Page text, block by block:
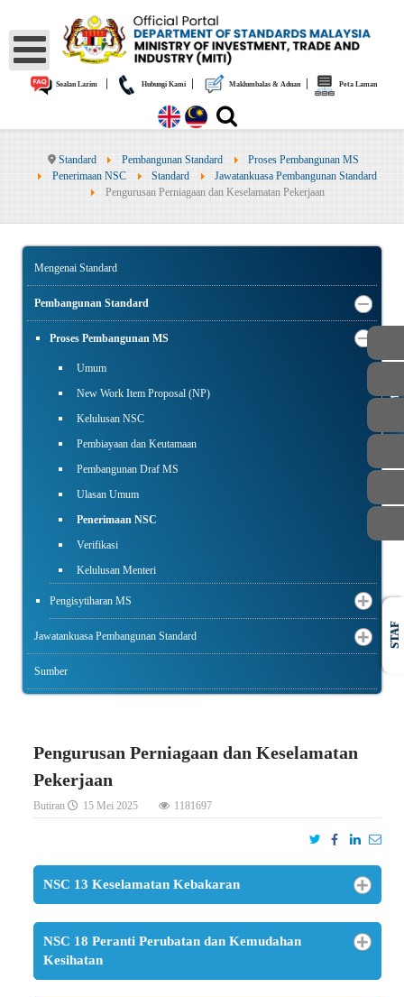
Soalan Lazim| Hubungi Kami| Maklumbalas & Aduan| Peta Laman
Standard Pembangunan Standard
Proses Pembangunan MS
Penerimaan NSC
Standard
Jawatankuasa Pembangunan Standard
Pengurusan Perniagaan dan Keselamatan Pekerjaan
Mengenai Standard
Pembangunan Standard
Proses Pembangunan MS
Umum
New Work Item Proposal (NP)
Kelulusan NSC
Pembiayaan dan Keutamaan
Pembangunan Draf MS
Ulasan Umum
Penerimaan NSC
Verifikasi
Kelulusan Menteri
Pengisytiharan MS
Jawatankuasa Pembangunan Standard
Sumber
Pengurusan Perniagaan dan Keselamatan
Pekerjaan
Butiran 15 Mei 2025 1181697
NSC 13 Keselamatan Kebakaran
NSC 18 Peranti Perubatan dan Kemudahan
Kesihatan
STAF